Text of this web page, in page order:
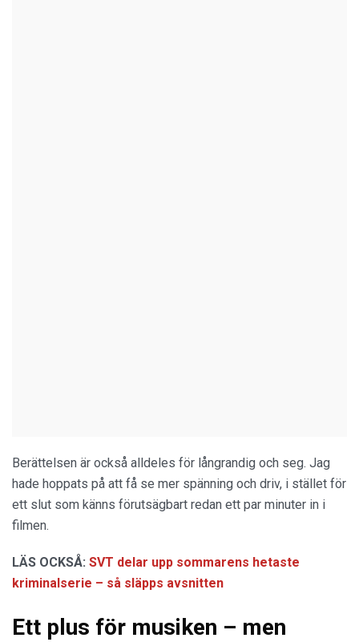
Berättelsen är också alldeles för långrandig och seg. Jag
hade hoppats på att få se mer spänning och driv, i stället för
ett slut som känns förutsägbart redan ett par minuter in i
filmen.
LÄS OCKSÅ: SVT delar upp sommarens hetaste
kriminalserie – så släpps avsnitten
Ett plus för musiken – men